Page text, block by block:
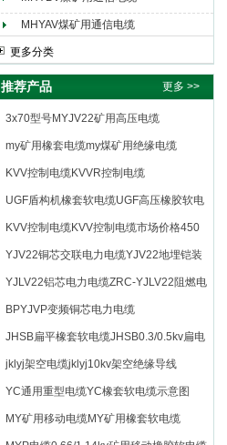
MHYAV煤矿用通信电缆
更多分类
推荐产品 更多 >>
3x70型号MYJV22矿用高压电缆
my矿用橡套电缆my煤矿用绝缘电缆
KVV控制电缆KVVR控制电缆
UGF盾构机橡套软电缆UGF高压橡胶软电
缆
KVV控制电缆KVV控制电缆市场价格450
YJV22铜芯交联电力电缆YJV22地埋铠装
电源电缆
YJLV22铝芯电力电缆ZRC-YJLV22阻燃电
力电缆
BPYJVP变频铜芯电力电缆
JHSB扁平橡套软电缆JHSB0.3/0.5kv扁电
缆
jklyj架空电缆jklyj10kv架空绝缘导线
YC通用重型电缆YC橡套软电缆示意图
MY矿用移动电缆MY矿用橡套软电缆